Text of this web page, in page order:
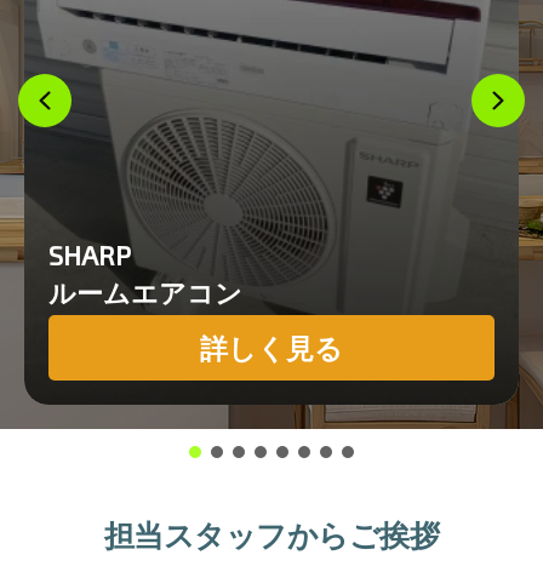
SHARP
ルームエアコン
詳しく見る
担当スタッフからご挨拶